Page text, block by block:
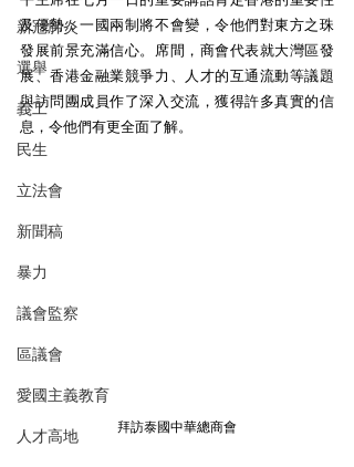
新冠肺炎
選舉
義工
民生
立法會
新聞稿
暴力
議會監察
區議會
愛國主義教育
人才高地
及優勢，一國兩制將不會變，令他們對東方之珠
發展前景充滿信心。席間，商會代表就大灣區發
展、香港金融業競爭力、人才的互通流動等議題
與訪問團成員作了深入交流，獲得許多真實的信
息，令他們有更全面了解。
拜訪泰國中華總商會